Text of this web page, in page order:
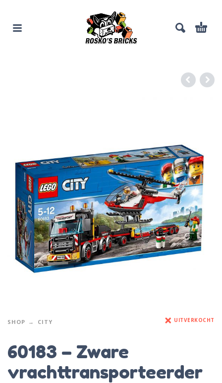
SHOP CITY UITVERKOCHT
60183 – Zware
vrachttransporteerder